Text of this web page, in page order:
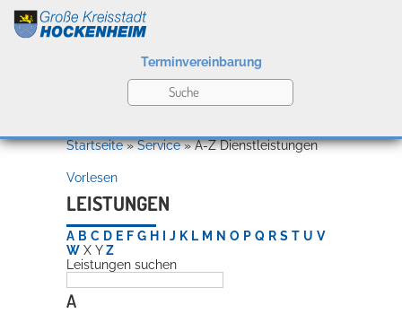
Kultur
Bildung
Terminvereinbarung
Willkommen in Hockenheim
Startseite»Service»A-Z Dienstleistungen
Vorlesen
LEISTUNGEN
A B C D E F G H J K L M N O P Q R S T U V
W X Y Z
Leistungen suchen
A